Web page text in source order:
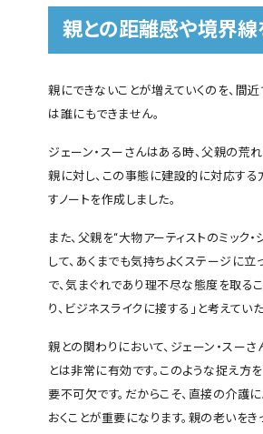
親との距離感や境界線
親にできないことが増えていくのを、間
は誰にもできません。
ジェーン・スーさんはある時、父親の荒
親に対し、この事態に建設的に対応す
すノートを作成しました。
また、父親を“大物アーティストのミック
して、あくまでも気持ちよくステージに
で、気まぐれであり理不尽な態度を取る
り、ビジネスライクに接する」と考えていた
親との関わりにおいて、ジェーン・スー
とは非常に有効です。このような捉え方
要不可欠です。だからこそ、直接の介護
おくことが重要になります。親の老いを